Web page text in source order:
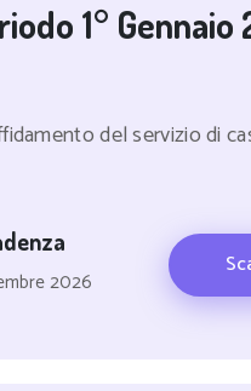
1° Gennaio
del servizio di
2026